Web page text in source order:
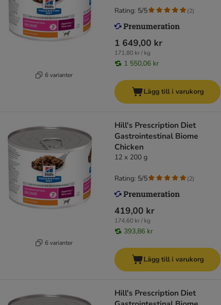
6 varianter
1 649,00 kr
171,80 kr / kg
1 550,06 kr
Rating: 5/5 (2)
Lägg till i varukorg
6 varianter
Hill's Prescription Diet
Gastrointestinal Biome
Chicken
12 x 200 g
419,00 kr
174,60 kr / kg
393,86 kr
Rating: 5/5 (2)
Lägg till i varukorg
Hill's Prescription Diet